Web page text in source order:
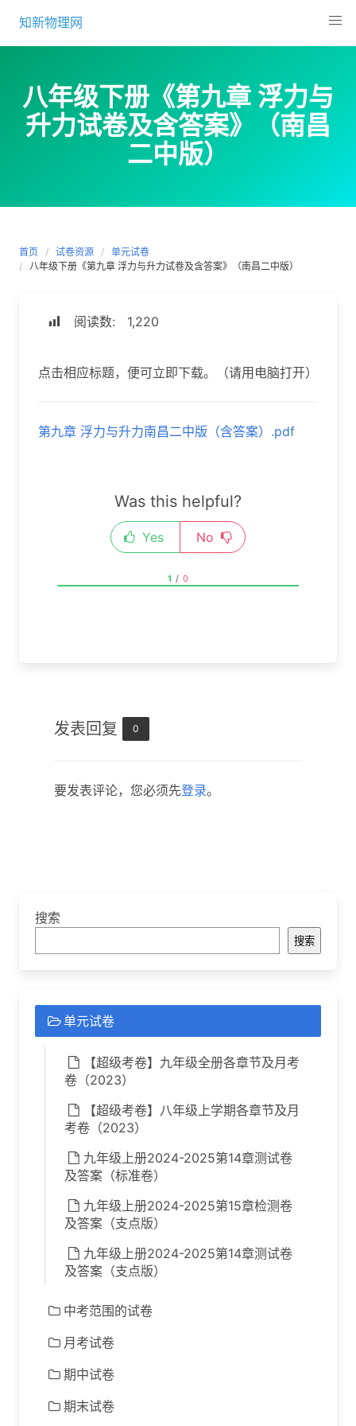
content
知新物理网
八年级下册《第九章 浮力与
升力试卷及含答案》（南昌
二中版）
首页 试卷资源
单元试卷
八年级下册《第九章 浮力与升力试卷及含答案》（南昌二中版）
阅读数: 1,220
点击相应标题，便可立即下载。（请用电脑打开）
第九章 浮力与升力南昌二中版（含答案）.pdf
Was this helpful?
Yes No
1 / 0
发表回复 0
要发表评论，您必须先登录。
搜索
搜索
单元试卷
【超级考卷】九年级全册各章节及月考
卷（2023）
【超级考卷】八年级上学期各章节及月
考卷（2023）
九年级上册2024-2025第14章测试卷
及答案（标准卷）
九年级上册2024-2025第15章检测卷
及答案（支点版）
九年级上册2024-2025第14章测试卷
及答案（支点版）
中考范围的试卷
月考试卷
期中试卷
期末试卷